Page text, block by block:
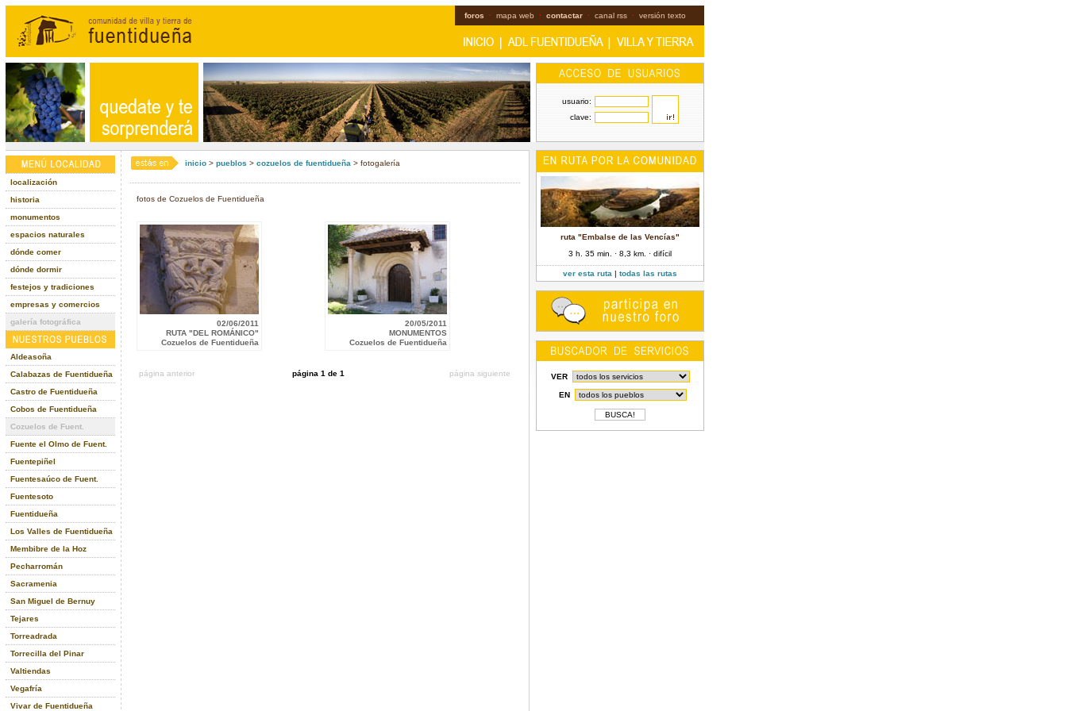
foros · mapa web · contactar · canal rss · versión texto
usuario:
clave:
localización
historia
monumentos
espacios naturales
dónde comer
dónde dormir
festejos y tradiciones
empresas y comercios
galería fotográfica
Aldeasoña
Calabazas de Fuentidueña
Castro de Fuentidueña
Cobos de Fuentidueña
Cozuelos de Fuent.
Fuente el Olmo de Fuent.
Fuentepiñel
Fuentesaúco de Fuent.
Fuentesoto
Fuentidueña
Los Valles de Fuentidueña
Membibre de la Hoz
Pecharromán
Sacramenia
San Miguel de Bernuy
Tejares
Torreadrada
Torrecilla del Pinar
Valtiendas
Vegafría
Vivar de Fuentidueña
inicio > pueblos > cozuelos de fuentidueña > fotogalería
fotos de Cozuelos de Fuentidueña
02/06/2011
RUTA "DEL ROMÁNICO"
Cozuelos de Fuentidueña
20/05/2011
MONUMENTOS
Cozuelos de Fuentidueña
página anterior página 1 de 1 página siguiente
ruta "Embalse de las Vencías"
3 h. 35 min. · 8,3 km. · difícil
ver esta ruta | todas las rutas
VER
EN